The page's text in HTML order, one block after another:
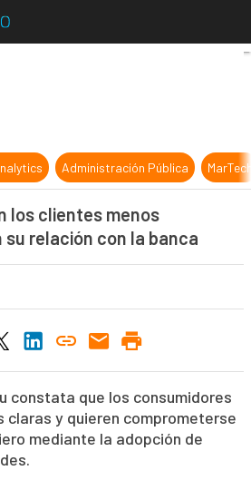
Los españoles son los clientes
Administración Pública
los clientes menos
relación con la banca
constata que los consumidores
claras y quieren comprometerse
mediante la adopción de